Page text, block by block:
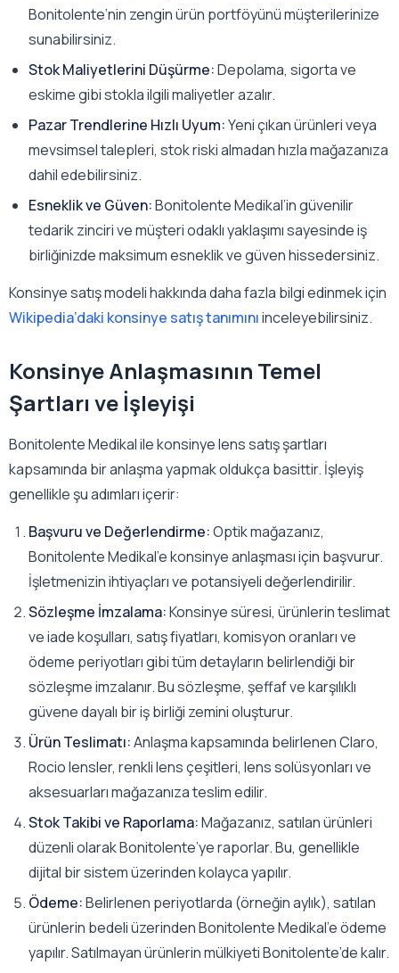
Bonitolente’nin zengin ürün portföyünü müşterilerinize
sunabilirsiniz.
Stok Maliyetlerini Düşürme:Depolama, sigorta ve
eskime gibi stokla ilgili maliyetler azalır.
Pazar Trendlerine Hızlı Uyum:Yeni çıkan ürünleri veya
mevsimsel talepleri, stok riski almadan hızla mağazanıza
dahil edebilirsiniz.
Esneklik ve Güven:Bonitolente Medikal’in güvenilir
tedarik zinciri ve müşteri odaklı yaklaşımı sayesinde iş
birliğinizde maksimum esneklik ve güven hissedersiniz.
Konsinye satış modeli hakkında daha fazla bilgi edinmek için
Wikipedia’daki konsinye satış tanımınıinceleyebilirsiniz.
Konsinye Anlaşmasının Temel
Şartları ve İşleyişi
Bonitolente Medikal ile konsinye lens satış şartları
kapsamında bir anlaşma yapmak oldukça basittir. İşleyiş
genellikle şu adımları içerir:
Başvuru ve Değerlendirme:Optik mağazanız,
Bonitolente Medikal’e konsinye anlaşması için başvurur.
İşletmenizin ihtiyaçları ve potansiyeli değerlendirilir.
Sözleşme İmzalama:Konsinye süresi, ürünlerin teslimat
ve iade koşulları, satış fiyatları, komisyon oranları ve
ödeme periyotları gibi tüm detayların belirlendiği bir
sözleşme imzalanır. Bu sözleşme, şeffaf ve karşılıklı
güvene dayalı bir iş birliği zemini oluşturur.
Ürün Teslimatı:Anlaşma kapsamında belirlenen Claro,
Rocio lensler, renkli lens çeşitleri, lens solüsyonları ve
aksesuarları mağazanıza teslim edilir.
Stok Takibi ve Raporlama:Mağazanız, satılan ürünleri
düzenli olarak Bonitolente’ye raporlar. Bu, genellikle
dijital bir sistem üzerinden kolayca yapılır.
Ödeme:Belirlenen periyotlarda (örneğin aylık), satılan
ürünlerin bedeli üzerinden Bonitolente Medikal’e ödeme
yapılır. Satılmayan ürünlerin mülkiyeti Bonitolente’de kalır.